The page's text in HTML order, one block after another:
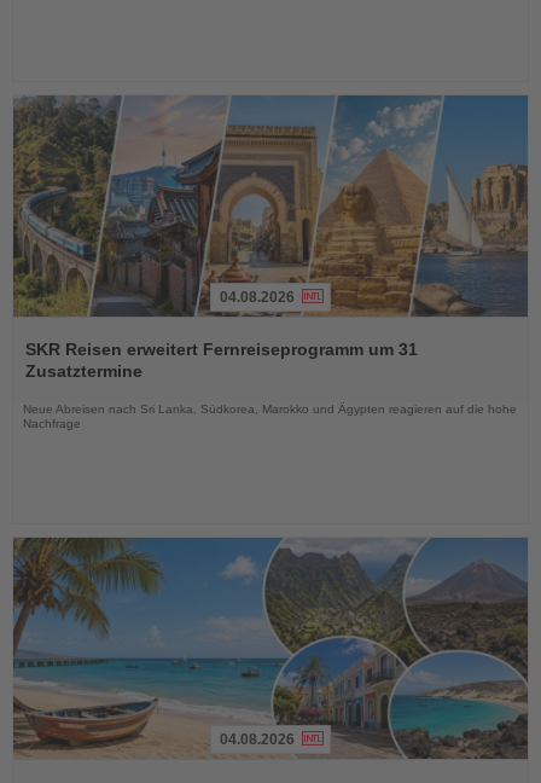
Sie
die
04.08.2026
SKR Reisen erweitert Fernreiseprogramm um 31
Zusatztermine
Neue Abreisen nach Sri Lanka, Südkorea, Marokko und Ägypten reagieren auf die hohe
Nachfrage
04.08.2026